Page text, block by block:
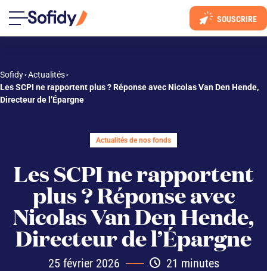
SOUSCRIRE
Sofidy > Actualités >
Les SCPI ne rapportent plus ? Réponse avec Nicolas Van Den Hende,
Directeur de l’Épargne
Actualités de nos fonds
Les SCPI ne rapportent
plus ? Réponse avec
Nicolas Van Den Hende,
Directeur de l’Épargne
25 février 2026 21 minutes